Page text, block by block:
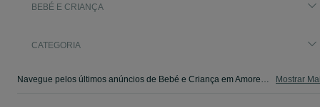
BEBÉ E CRIANÇA
CATEGORIA
Navegue pelos últimos anúncios de Bebé e Criança em Amoreira Da Gândara, Paredes Do Bairro E Ancas no OLX Portugal. Compre e venda produtos locais com facilidade e segurança. Mostrar